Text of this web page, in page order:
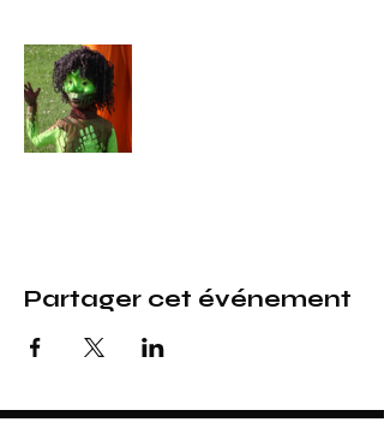
Partager cet événement